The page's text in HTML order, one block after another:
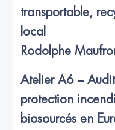
transportable,
local
Rodolphe
Atelier A6 –
protection
biosourcés en